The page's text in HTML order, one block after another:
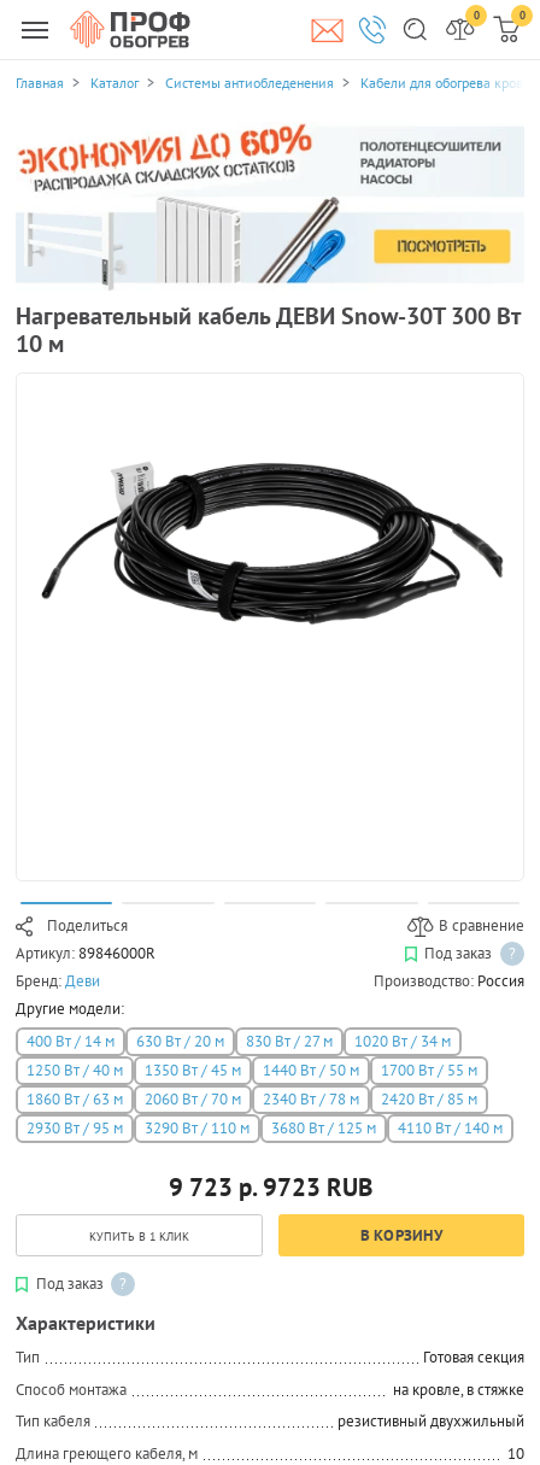
0 0
Главная Каталог Системы антиобледенения Кабели для обогрева
Нагревательный кабель ДЕВИ Snow-30T 300 Вт
10 м
Поделиться
В сравнение
Артикул: 89846000R Под заказ
?
Бренд:Деви Производство: Россия
Другие модели:
400 Вт / 14 м
630 Вт / 20 м 830 Вт / 27 м
1020 Вт / 34 м
1250 Вт / 40 м
1350 Вт / 45 м 1440 Вт / 50 м
1700 Вт / 55 м
1860 Вт / 63 м
2060 Вт / 70 м 2340 Вт / 78 м
2420 Вт / 85 м
2930 Вт / 95 м
3290 Вт / 110 м 3680 Вт / 125 м 4110 Вт / 140 м
9 723 р. 9723 RUB
КУПИТЬ В 1 КЛИК В КОРЗИНУ
Под заказ ?
Характеристики
Тип
Готовая секция
Способ монтажа
на кровле, в стяжке
Тип кабеля
резистивный двухжильный
Длина греющего кабеля, м
10